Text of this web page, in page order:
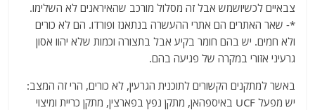
צבאיים לכשיושמש אבל זה מסלול מורכב שהאיראנים לא השלימו.
*- שאר האתרים הם אתרי ההעשרה בנתאנז ופורדו. הם לא כורים
ולא חמים. יש בהם חומר בקיע אבל בתצורה וכמות שלא יהוו אסון
גרעיני אזורי במקרה של פגיעה בהם.
באשר למתקנים הקשורים לתוכנית הגרעין, לא כורים, הרי זה המצב:
יש מפעל UCF באיספהאן, מתקן נפץ בפארצין, מתקן כריית ומיצוי